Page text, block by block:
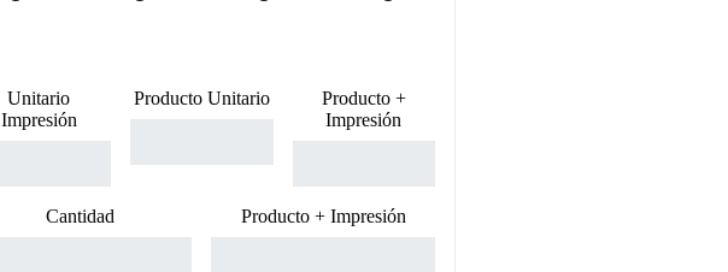
Unitario
Impresión
Producto Unitario
Producto +
Impresión
Cantidad Producto + Impresión